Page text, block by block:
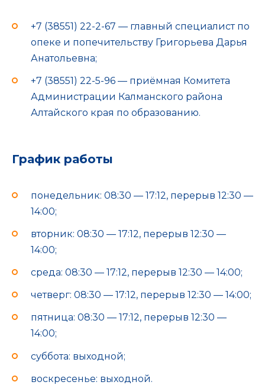
+7 (38551) 22-2-67 — главный специалист по
опеке и попечительству Григорьева Дарья
Анатольевна;
+7 (38551) 22-5-96 — приёмная Комитета
Администрации Калманского района
Алтайского края по образованию.
График работы
понедельник: 08:30 — 17:12, перерыв 12:30 —
14:00;
вторник: 08:30 — 17:12, перерыв 12:30 —
14:00;
среда: 08:30 — 17:12, перерыв 12:30 — 14:00;
четверг: 08:30 — 17:12, перерыв 12:30 — 14:00;
пятница: 08:30 — 17:12, перерыв 12:30 —
14:00;
суббота: выходной;
воскресенье: выходной.